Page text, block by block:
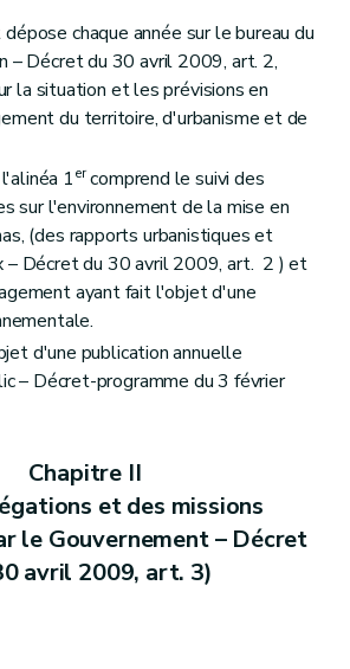
bis
Abrogation du plan communal d'aménagement
ter
Des expropriations et des indemnités
Du remembrement et du relotissement
d'urbanisme
chaque année sur le bureau du
– Décret du 30 avril 2009, art. 2,
la situation et les prévisions en
du territoire, d'urbanisme et de
1ercomprend le suivi des
sur l'environnement de la mise en
(des rapports urbanistiques et
– Décret du 30 avril 2009, art. 2 ) et
ayant fait l'objet d'une
d'une publication annuelle
– Décret-programme du 3 février
Chapitre II
et des missions
le Gouvernement – Décret
avril 2009, art. 3)